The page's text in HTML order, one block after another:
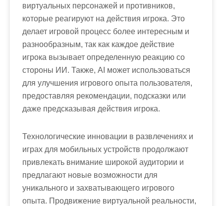
виртуальных персонажей и противников,
которые реагируют на действия игрока. Это
делает игровой процесс более интересным и
разнообразным, так как каждое действие
игрока вызывает определенную реакцию со
стороны ИИ. Также, AI может использоваться
для улучшения игрового опыта пользователя,
предоставляя рекомендации, подсказки или
даже предсказывая действия игрока.
Технологические инновации в развлечениях и
играх для мобильных устройств продолжают
привлекать внимание широкой аудитории и
предлагают новые возможности для
уникального и захватывающего игрового
опыта. Продвижение виртуальной реальности,